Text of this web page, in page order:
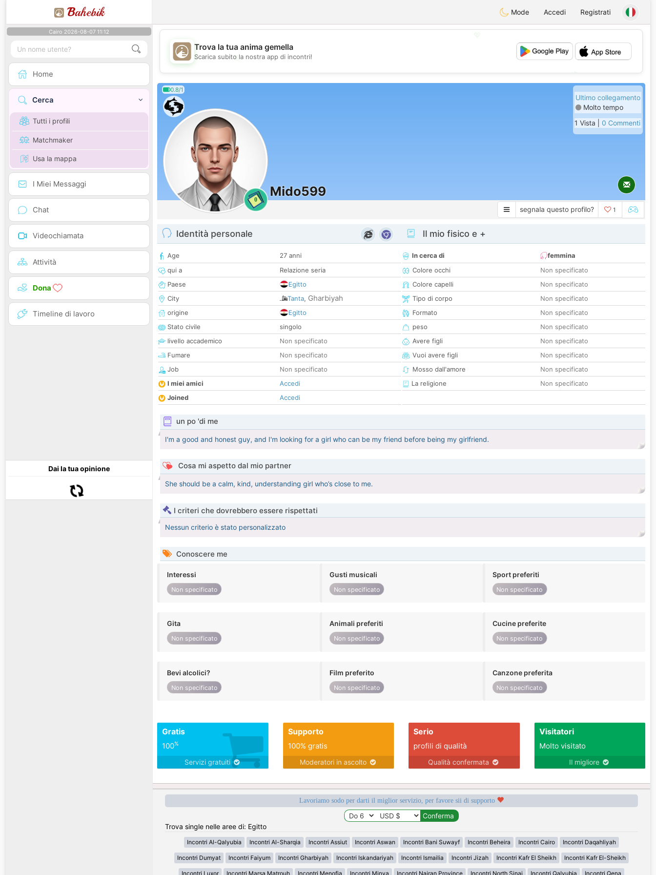
Bahebik Mode Accedi Registrati
Cairo 2026-08-07 11:12
Home
Cerca
Tutti i profili
Matchmaker
Usa la mappa
I Miei Messaggi
Chat
Videochiamata
Attività
Dona
Timeline di lavoro
Dai la tua opinione
💖
💕
Trova la tua anima gemella
Scarica subito la nostra app di incontri!
0.8/1
0
Mido599
Ultimo collegamento
Molto tempo
1 Vista | 0 Commenti
segnala questo profilo? 1
Identità personale
Age
27 anni
qui a
Relazione seria
Paese
Egitto
City
Tanta, Gharbiyah
origine
Egitto
Stato civile
singolo
livello accademico
Non specificato
Fumare
Non specificato
Job
Non specificato
I miei amici
Accedi
Joined
Accedi
Il mio fisico e +
In cerca di
femmina
Colore occhi
Non specificato
Colore capelli
Non specificato
Tipo di corpo
Non specificato
Formato
Non specificato
peso
Non specificato
Avere figli
Non specificato
Vuoi avere figli
Non specificato
Mosso dall'amore
Non specificato
La religione
Non specificato
un po 'di me
I'm a good and honest guy, and I'm looking for a girl who can be my friend before being my girlfriend.
Cosa mi aspetto dal mio partner
She should be a calm, kind, understanding girl who’s close to me.
I criteri che dovrebbero essere rispettati
Nessun criterio è stato personalizzato
Conoscere me
Interessi
Non specificato
Gusti musicali
Non specificato
Sport preferiti
Non specificato
Gita
Non specificato
Animali preferiti
Non specificato
Cucine preferite
Non specificato
Bevi alcolici?
Non specificato
Film preferito
Non specificato
Canzone preferita
Non specificato
Gratis
100%
Servizi gratuiti
Supporto
100% gratis
Moderatori in ascolto
Serio
profili di qualità
Qualità confermata
Visitatori
Molto visitato
Il migliore
Lavoriamo sodo per darti il miglior servizio, per favore sii di supporto
Trova single nelle aree di: Egitto
Incontri Al-Qalyubia Incontri Al-Sharqia Incontri Assiut Incontri Aswan Incontri Bani Suwayf Incontri Beheira Incontri Cairo Incontri Daqahliyah
Incontri Dumyat Incontri Faiyum Incontri Gharbiyah Incontri Iskandariyah Incontri Ismailia Incontri Jizah Incontri Kafr El Sheikh Incontri Kafr El-Sheikh
Incontri Luxor Incontri Marsa Matrouh Incontri Menofia Incontri Minya Incontri Najran Province Incontri North Sinai Incontri Qalyubia Incontri Qena